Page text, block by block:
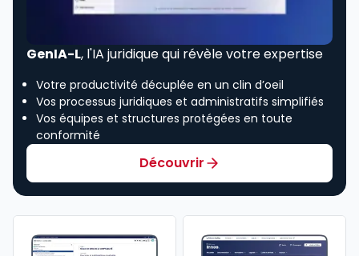
GenIA-L, l'IA juridique qui révèle votre expertise
Votre productivité décuplée en un clin d’oeil
Vos processus juridiques et administratifs simplifiés
Vos équipes et structures protégées en toute
conformité
Découvrir